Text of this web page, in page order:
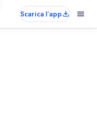
Scarica l’app